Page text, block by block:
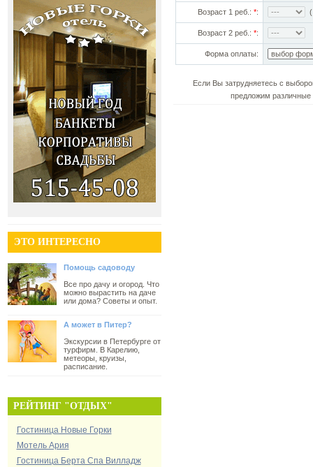
ЭТО ИНТЕРЕСНО
Помощь садоводу
Все про дачу и огород. Что
можно вырастить на даче
или дома? Советы и опыт.
А может в Питер?
Экскурсии в Петербурге от
турфирм. В Карелию,
метеоры, круизы,
расписание.
РЕЙТИНГ "ОТДЫХ"
Гостиница Новые Горки
Мотель Ария
Гостиница Берта Спа Вилладж
Возраст 1 реб.: *:
Возраст 2 реб.: *:
Форма оплаты:
Если Вы затрудняетесь с
предложим различные